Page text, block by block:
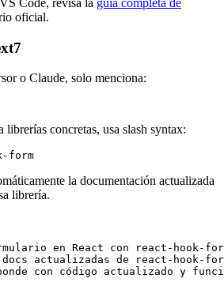
Code, revisa la guía completa de
oficial.
o Claude, solo menciona:
librerías concretas, usa slash syntax:
la documentación actualizada
librería.
en React con react-hook-
actualizadas de react-hook-